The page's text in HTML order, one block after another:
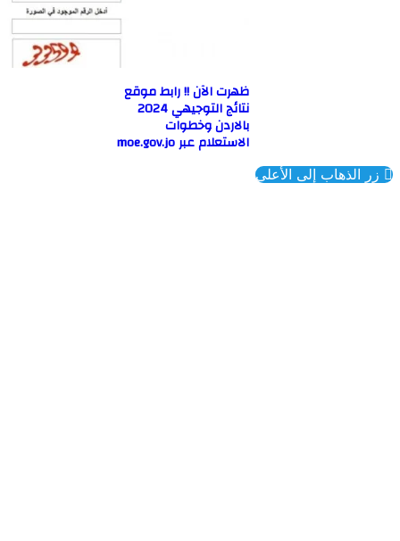
ظهرت الآن !! رابط موقع
نتائج التوجيهي 2024
بالاردن وخطوات
الاستعلام عبر moe.gov.jo
إلى الأعلى